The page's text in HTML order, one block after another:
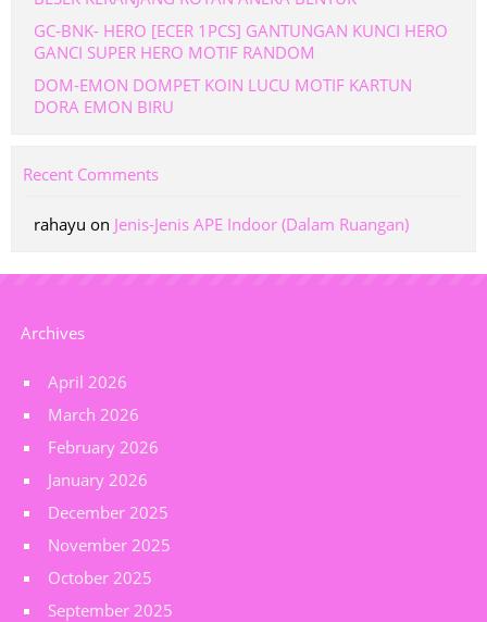
GC-BNK- HERO [ECER 1PCS] GANTUNGAN KUNCI HERO
GANCI SUPER HERO MOTIF RANDOM
DOM-EMON DOMPET KOIN LUCU MOTIF KARTUN
DORA EMON BIRU
Recent Comments
rahayu on Jenis-Jenis APE Indoor (Dalam Ruangan)
Archives
April 2026
March 2026
February 2026
January 2026
December 2025
November 2025
October 2025
September 2025